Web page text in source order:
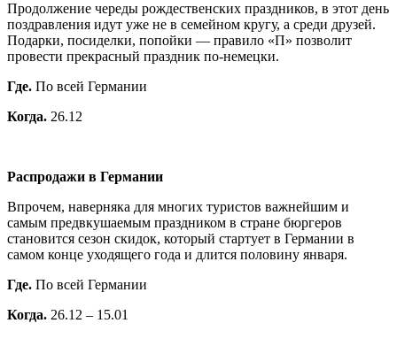
Продолжение череды рождественских праздников, в этот день
поздравления идут уже не в семейном кругу, а среди друзей.
Подарки, посиделки, попойки — правило «П» позволит
провести прекрасный праздник по-немецки.
Где. По всей Германии
Когда. 26.12
Распродажи в Германии
Впрочем, наверняка для многих туристов важнейшим и
самым предвкушаемым праздником в стране бюргеров
становится сезон скидок, который стартует в Германии в
самом конце уходящего года и длится половину января.
Где. По всей Германии
Когда. 26.12 – 15.01